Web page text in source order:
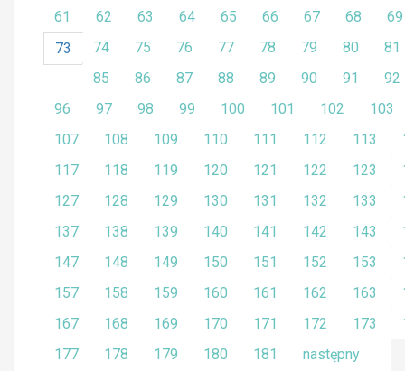
61
62 63 64 65 66 67 68
69
73
74 75 76 77 78 79 80
81
85
86 87 88 89 90 91
92
96
97 98 99 100 101 102
103
107
108 109 110 111 112 113
117
118 119 120 121 122 123
127
128 129 130 131 132 133
137
138 139 140 141 142 143
147
148 149 150 151 152 153
157
158 159 160 161 162 163
167
168 169 170 171 172 173
177
178 179 180 181 następny